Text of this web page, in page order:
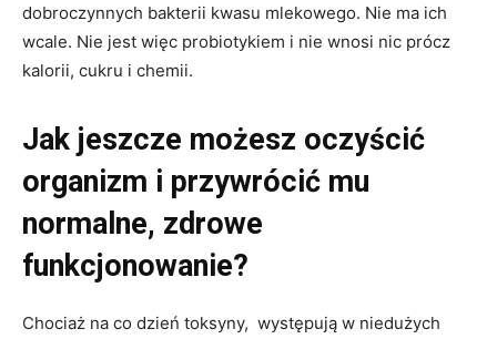
dobroczynnych bakterii kwasu mlekowego. Nie ma ich
wcale. Nie jest więc probiotykiem i nie wnosi nic prócz
kalorii, cukru i chemii.
Jak jeszcze możesz oczyścić
organizm i przywrócić mu
normalne, zdrowe
funkcjonowanie?
Chociaż na co dzień toksyny, występują w niedużych